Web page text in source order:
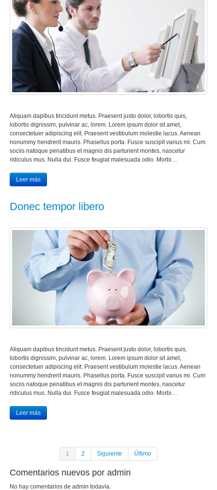
Aliquam dapibus tincidunt metus. Praesent justo dolor, lobortis quis,
lobortis dignissim, pulvinar ac, lorem. Lorem ipsum dolor sit amet,
consectetuer adipiscing elit. Praesent vestibulum molestie lacus. Aenean
nonummy hendrerit mauris. Phasellus porta. Fusce suscipit varius mi. Cum
sociis natoque penatibus et magnis dis parturient montes, nascetur
ridiculus mus. Nulla dui. Fusce feugiat malesuada odio. Morbi…
Leer más
Donec tempor libero
Aliquam dapibus tincidunt metus. Praesent justo dolor, lobortis quis,
lobortis dignissim, pulvinar ac, lorem. Lorem ipsum dolor sit amet,
consectetuer adipiscing elit. Praesent vestibulum molestie lacus. Aenean
nonummy hendrerit mauris. Phasellus porta. Fusce suscipit varius mi. Cum
sociis natoque penatibus et magnis dis parturient montes, nascetur
ridiculus mus. Nulla dui. Fusce feugiat malesuada odio. Morbi…
Leer más
1 2 Siguiente Último
Comentarios nuevos por admin
No hay comentarios de admin todavía.